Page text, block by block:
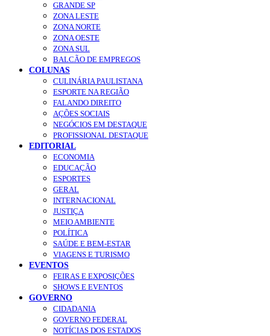
GRANDE SP
ZONA LESTE
ZONA NORTE
ZONA OESTE
ZONA SUL
BALCÃO DE EMPREGOS
COLUNAS
CULINÁRIA PAULISTANA
ESPORTE NA REGIÃO
FALANDO DIREITO
AÇÕES SOCIAIS
NEGÓCIOS EM DESTAQUE
PROFISSIONAL DESTAQUE
EDITORIAL
ECONOMIA
EDUCAÇÃO
ESPORTES
GERAL
INTERNACIONAL
JUSTIÇA
MEIO AMBIENTE
POLÍTICA
SAÚDE E BEM-ESTAR
VIAGENS E TURISMO
EVENTOS
FEIRAS E EXPOSIÇÕES
SHOWS E EVENTOS
GOVERNO
CIDADANIA
GOVERNO FEDERAL
NOTÍCIAS DOS ESTADOS